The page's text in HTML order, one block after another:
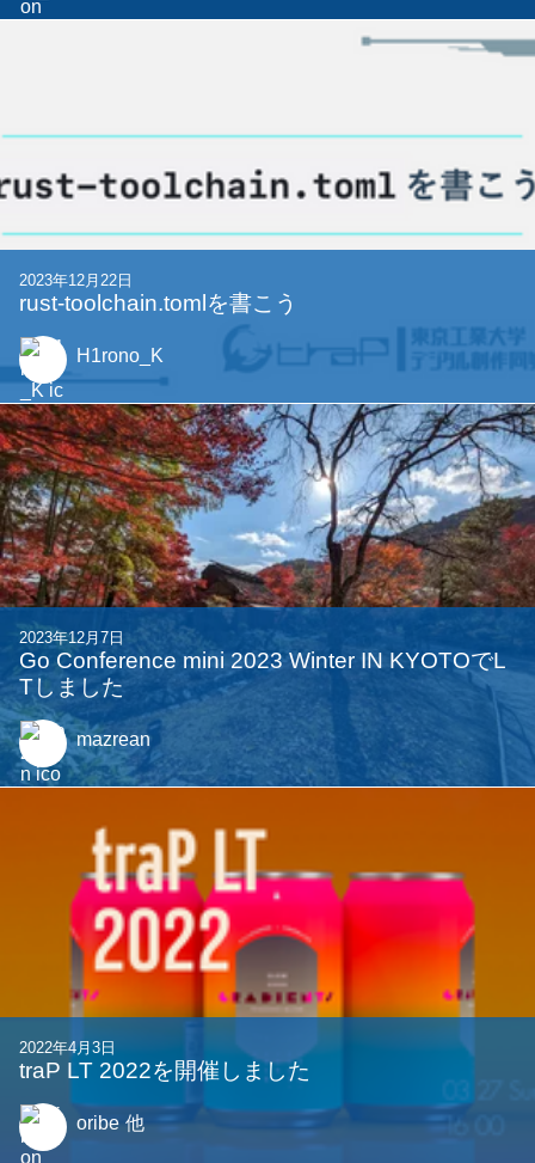
2023年12月22日
rust-toolchain.tomlを書こう
H1rono_K
2023年12月7日
Go Conference mini 2023 Winter IN KYOTOでL
Tしました
mazrean
2022年4月3日
traP LT 2022を開催しました
oribe 他